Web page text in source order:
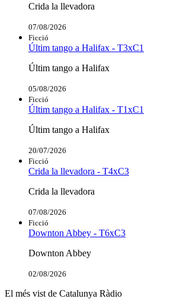
Crida la llevadora
07/08/2026
Ficció
Últim tango a Halifax - T3xC1
Últim tango a Halifax
05/08/2026
Ficció
Últim tango a Halifax - T1xC1
Últim tango a Halifax
20/07/2026
Ficció
Crida la llevadora - T4xC3
Crida la llevadora
07/08/2026
Ficció
Downton Abbey - T6xC3
Downton Abbey
02/08/2026
El més vist de Catalunya Ràdio